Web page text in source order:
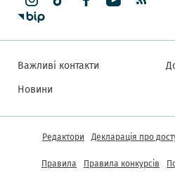
Важливі контакти
Новини
Інша інформація
Редактори Декларація про
Правила Правила конкурсів